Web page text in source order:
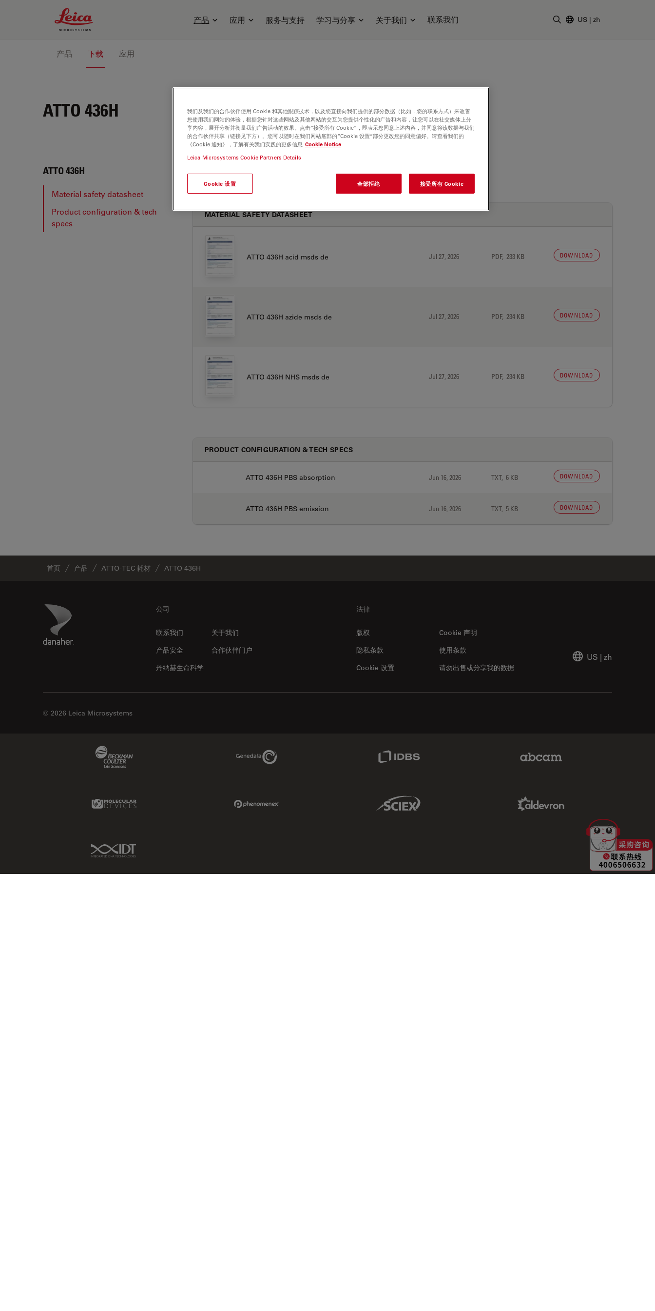
Leica Microsystems Logo
产品 应用 服务与支持 学习与分享 关于我们 联系我们 US | zh
产品 下载 应用
ATTO 436H
ATTO 436H
Material safety datasheet
Product configuration & tech
specs
ATTO 436H
MATERIAL SAFETY DATASHEET
ATTO 436H acid msds de Jul 27, 2026 PDF, 233 KB DOWNLOAD
ATTO 436H azide msds de Jul 27, 2026 PDF, 234 KB DOWNLOAD
ATTO 436H NHS msds de Jul 27, 2026 PDF, 234 KB DOWNLOAD
PRODUCT CONFIGURATION & TECH SPECS
ATTO 436H PBS absorption Jun 16, 2026 TXT, 6 KB DOWNLOAD
ATTO 436H PBS emission Jun 16, 2026 TXT, 5 KB DOWNLOAD
首页 产品 ATTO-TEC 耗材 ATTO 436H
Danaher Logo 公司
联系我们
关于我们
产品安全
合作伙伴门户
丹纳赫生命科学
法律
版权
Cookie 声明
隐私条款
请勿出售或分享我的数据
使用条款
Cookie 设置
US | zh
© 2026 Leica Microsystems
Genedata Link
Molecular Devices Link Sciex Link
IDT Link
我们及我们的合作伙伴使用 Cookie 和其他跟踪技术，以及您直接向我们提供的部分数据（比如，您的联系方式）来改善
您使用我们网站的体验，根据您针对这些网站及其他网站的交互为您提供个性化的广告和内容，让您可以在社交媒体上分
享内容，展开分析并衡量我们广告活动的效果。点击“接受所有 Cookie”，即表示您同意上述内容，并同意将该数据与我们
的合作伙伴共享（链接见下方）。您可以随时在我们网站底部的“Cookie 设置”部分更改您的同意偏好。请查看我们的
《Cookie 通知》，了解有关我们实践的更多信息 Cookie Notice
Leica Microsystems Cookie Partners Details
Cookie 设置 全部拒绝 接受所有 Cookie